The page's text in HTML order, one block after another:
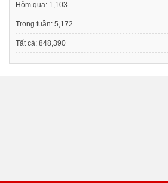
Hôm qua: 1,103
Trong tuần: 5,172
Tất cả: 848,390